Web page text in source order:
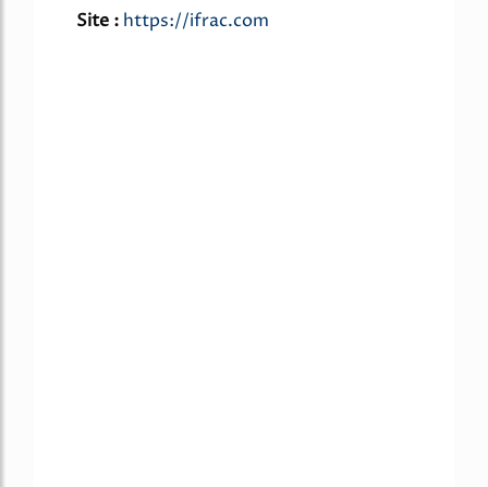
Site : https://ifrac.com